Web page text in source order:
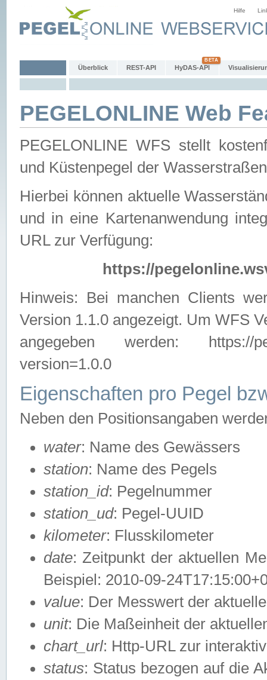
Hilfe
Überblick REST-API HyDAS-API
PEGELONLINE Web
PEGELONLINE WFS stellt
und Küstenpegel der
Hierbei können aktuelle
und in eine Kartenanwendung
URL zur Verfügung:
https://
Hinweis: Bei manchen Clients
Version 1.1.0 angezeigt. Um WFS
angegeben werden: https://
version=1.0.0
Eigenschaften pro Pegel
Neben den Positionsangaben
water: Name des Gewässers
station: Name des Pegels
station_id: Pegelnummer
station_ud: Pegel-UUID
kilometer: Flusskilometer
date: Zeitpunkt der aktuellen
Beispiel: 2010-09-
value: Der Messwert der
unit: Die Maßeinheit der
chart_url: Http-URL zur
status: Status bezogen auf die